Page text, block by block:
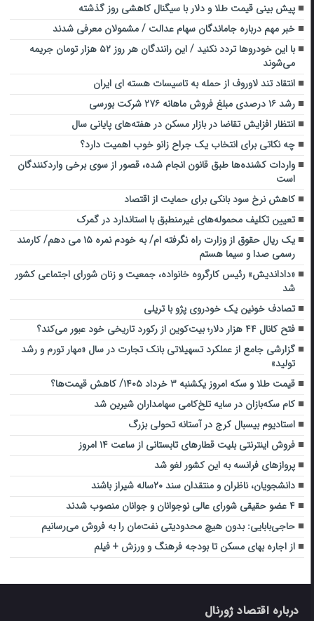
پیش بینی قیمت طلا و دلار با سیگنال کاهشی روز گذشته
خبر مهم درباره جاماندگان سهام عدالت / مشمولان معرفی شدند
با این خودروها تردد نکنید / این رانندگان هر روز ۵۲ هزار تومان جریمه
می‌شوند
انتقاد تند لاوروف از حمله به تاسیسات هسته ای ایران
رشد ۱۶ درصدی مبلغ فروش ماهانه ۲۷۶ شرکت بورسی
انتظار افزایش تقاضا در بازار مسکن در هفته‌های پایانی سال
چه نکاتی برای انتخاب یک جراح زانو خوب اهمیت دارد؟
واردات کشنده‌ها طبق قانون انجام شده، قصور از سوی برخی واردکنندگان
است
کاهش نرخ سود بانکی برای حمایت از اقتصاد
تعیین تکلیف محموله‌های غیرمنطبق با استاندارد در گمرک
یک ریال حقوق از وزارت راه نگرفته ام/ به خودم نمره ۱۵ می دهم/ کارمند
رسمی صدا و سیما هستم
«داداندیش» رئیس کارگروه خانواده، جمعیت و زنان شورای اجتماعی کشور
شد
تصادف خونین یک خودروی پژو با تریلی
فتح کانال ۴۴ هزار دلار؛ بیت‌کوین از رکورد تاریخی خود عبور می‌کند؟
گزارشی جامع از عملکرد تسهیلاتی بانک تجارت در سال «مهار تورم و رشد
تولید»
قیمت طلا و سکه امروز‌ یکشنبه ۳ خرداد ۱۴۰۵/ کاهش قیمت‌ها؟
کام سکه‌بازان در سایه تلخ‌کامی سهامداران شیرین شد
استادیوم بیسبال کرج در آستانه تحولی بزرگ
فروش اینترنتی بلیت قطارهای تابستانی از ساعت ۱۴ امروز
پرواز‌های فرانسه به این کشور لغو شد
دانشجویان، ناظران و منتقدان سند ۲۰‌ساله شیراز باشند
۴ عضو حقیقی شورای عالی نوجوانان و جوانان منصوب شدند
حاجی‌بابایی: بدون هیچ محدودیتی نفت‌مان را به فروش می‌رسانیم
از اجاره بهای مسکن تا بودجه فرهنگ و ورزش + فیلم
درباره اقتصاد ژورنال